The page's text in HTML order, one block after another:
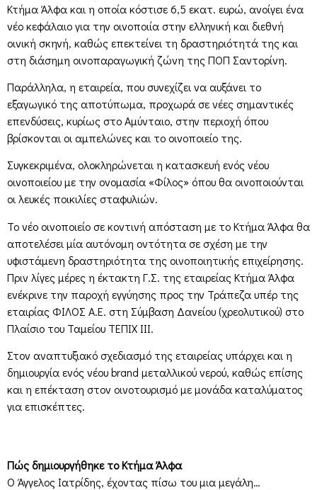
Κτήμα Άλφα και η οποία κόστισε 6,5 εκατ. ευρώ, ανοίγει ένα
νέο κεφάλαιο για την οινοποιία στην ελληνική και διεθνή
οινική σκηνή, καθώς επεκτείνει τη δραστηριότητά της και
στη διάσημη οινοπαραγωγική ζώνη της ΠΟΠ Σαντορίνη.
Παράλληλα, η εταιρεία, που συνεχίζει να αυξάνει το
εξαγωγικό της αποτύπωμα, προχωρά σε νέες σημαντικές
επενδύσεις, κυρίως στο Αμύνταιο, στην περιοχή όπου
βρίσκονται οι αμπελώνες και το οινοποιείο της.
Συγκεκριμένα, ολοκληρώνεται η κατασκευή ενός νέου
οινοποιείου με την ονομασία «Φίλος» όπου θα οινοποιούνται
οι λευκές ποικιλίες σταφυλιών.
Το νέο οινοποιείο σε κοντινή απόσταση µε το Κτήμα Άλφα θα
αποτελέσει µία αυτόνομη οντότητα σε σχέση µε την
υφιστάμενη δραστηριότητα της οινοποιητικής επιχείρησης.
Πριν λίγες μέρες η έκτακτη Γ.Σ. της εταιρείας Κτήμα Άλφα
ενέκρινε την παροχή εγγύησης προς την Τράπεζα υπέρ της
εταιρίας ΦΙΛΟΣ Α.Ε. στη Σύμβαση Δανείου (χρεολυτικού) στο
Πλαίσιο του Ταμείου ΤΕΠΙΧ ΙΙΙ.
Στον αναπτυξιακό σχεδιασμό της εταιρείας υπάρχει και η
δημιουργία ενός νέου brand μεταλλικού νερού, καθώς επίσης
και η επέκταση στον οινοτουρισμό με μονάδα καταλύματος
για επισκέπτες.
Πώς δημιουργήθηκε το Κτήμα Άλφα
Ο Άγγελος Ιατρίδης, έχοντας πίσω του μια μεγάλη…